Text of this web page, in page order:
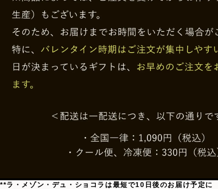
**ラ・メゾン・デュ・ショコラは最短で10日後のお届け予定に